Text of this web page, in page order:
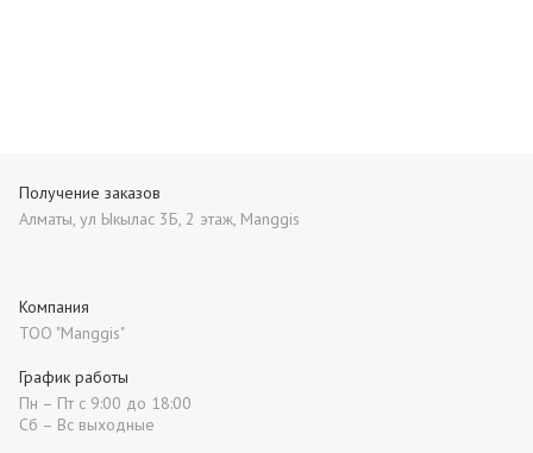
Получение заказов
Алматы, ул Ыкылас 3Б, 2 этаж, Manggis
Компания
ТОО "Manggis"
График работы
Пн – Пт с 9:00 до 18:00
Сб – Вс выходные